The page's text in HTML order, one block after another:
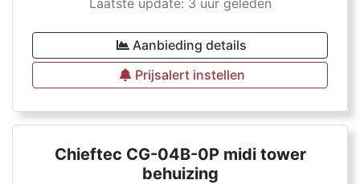
Laatste update: 3 uur geleden
Aanbieding details
Prijsalert instellen
Chieftec CG-04B-0P midi tower
behuizing